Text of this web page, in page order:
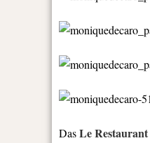
DasLe Restaurant